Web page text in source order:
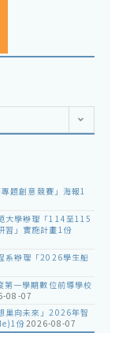
題創意競賽」海報1
大學辦理「114至115
習」實施計畫1份
系辦理「2026學生船
一學期數位前導學校
08-07
巢向未來」2026年智
份2026-08-07